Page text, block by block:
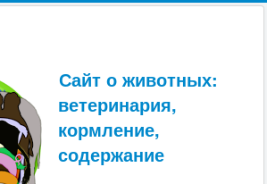
Сайт о животных:
ветеринария,
кормление,
содержание